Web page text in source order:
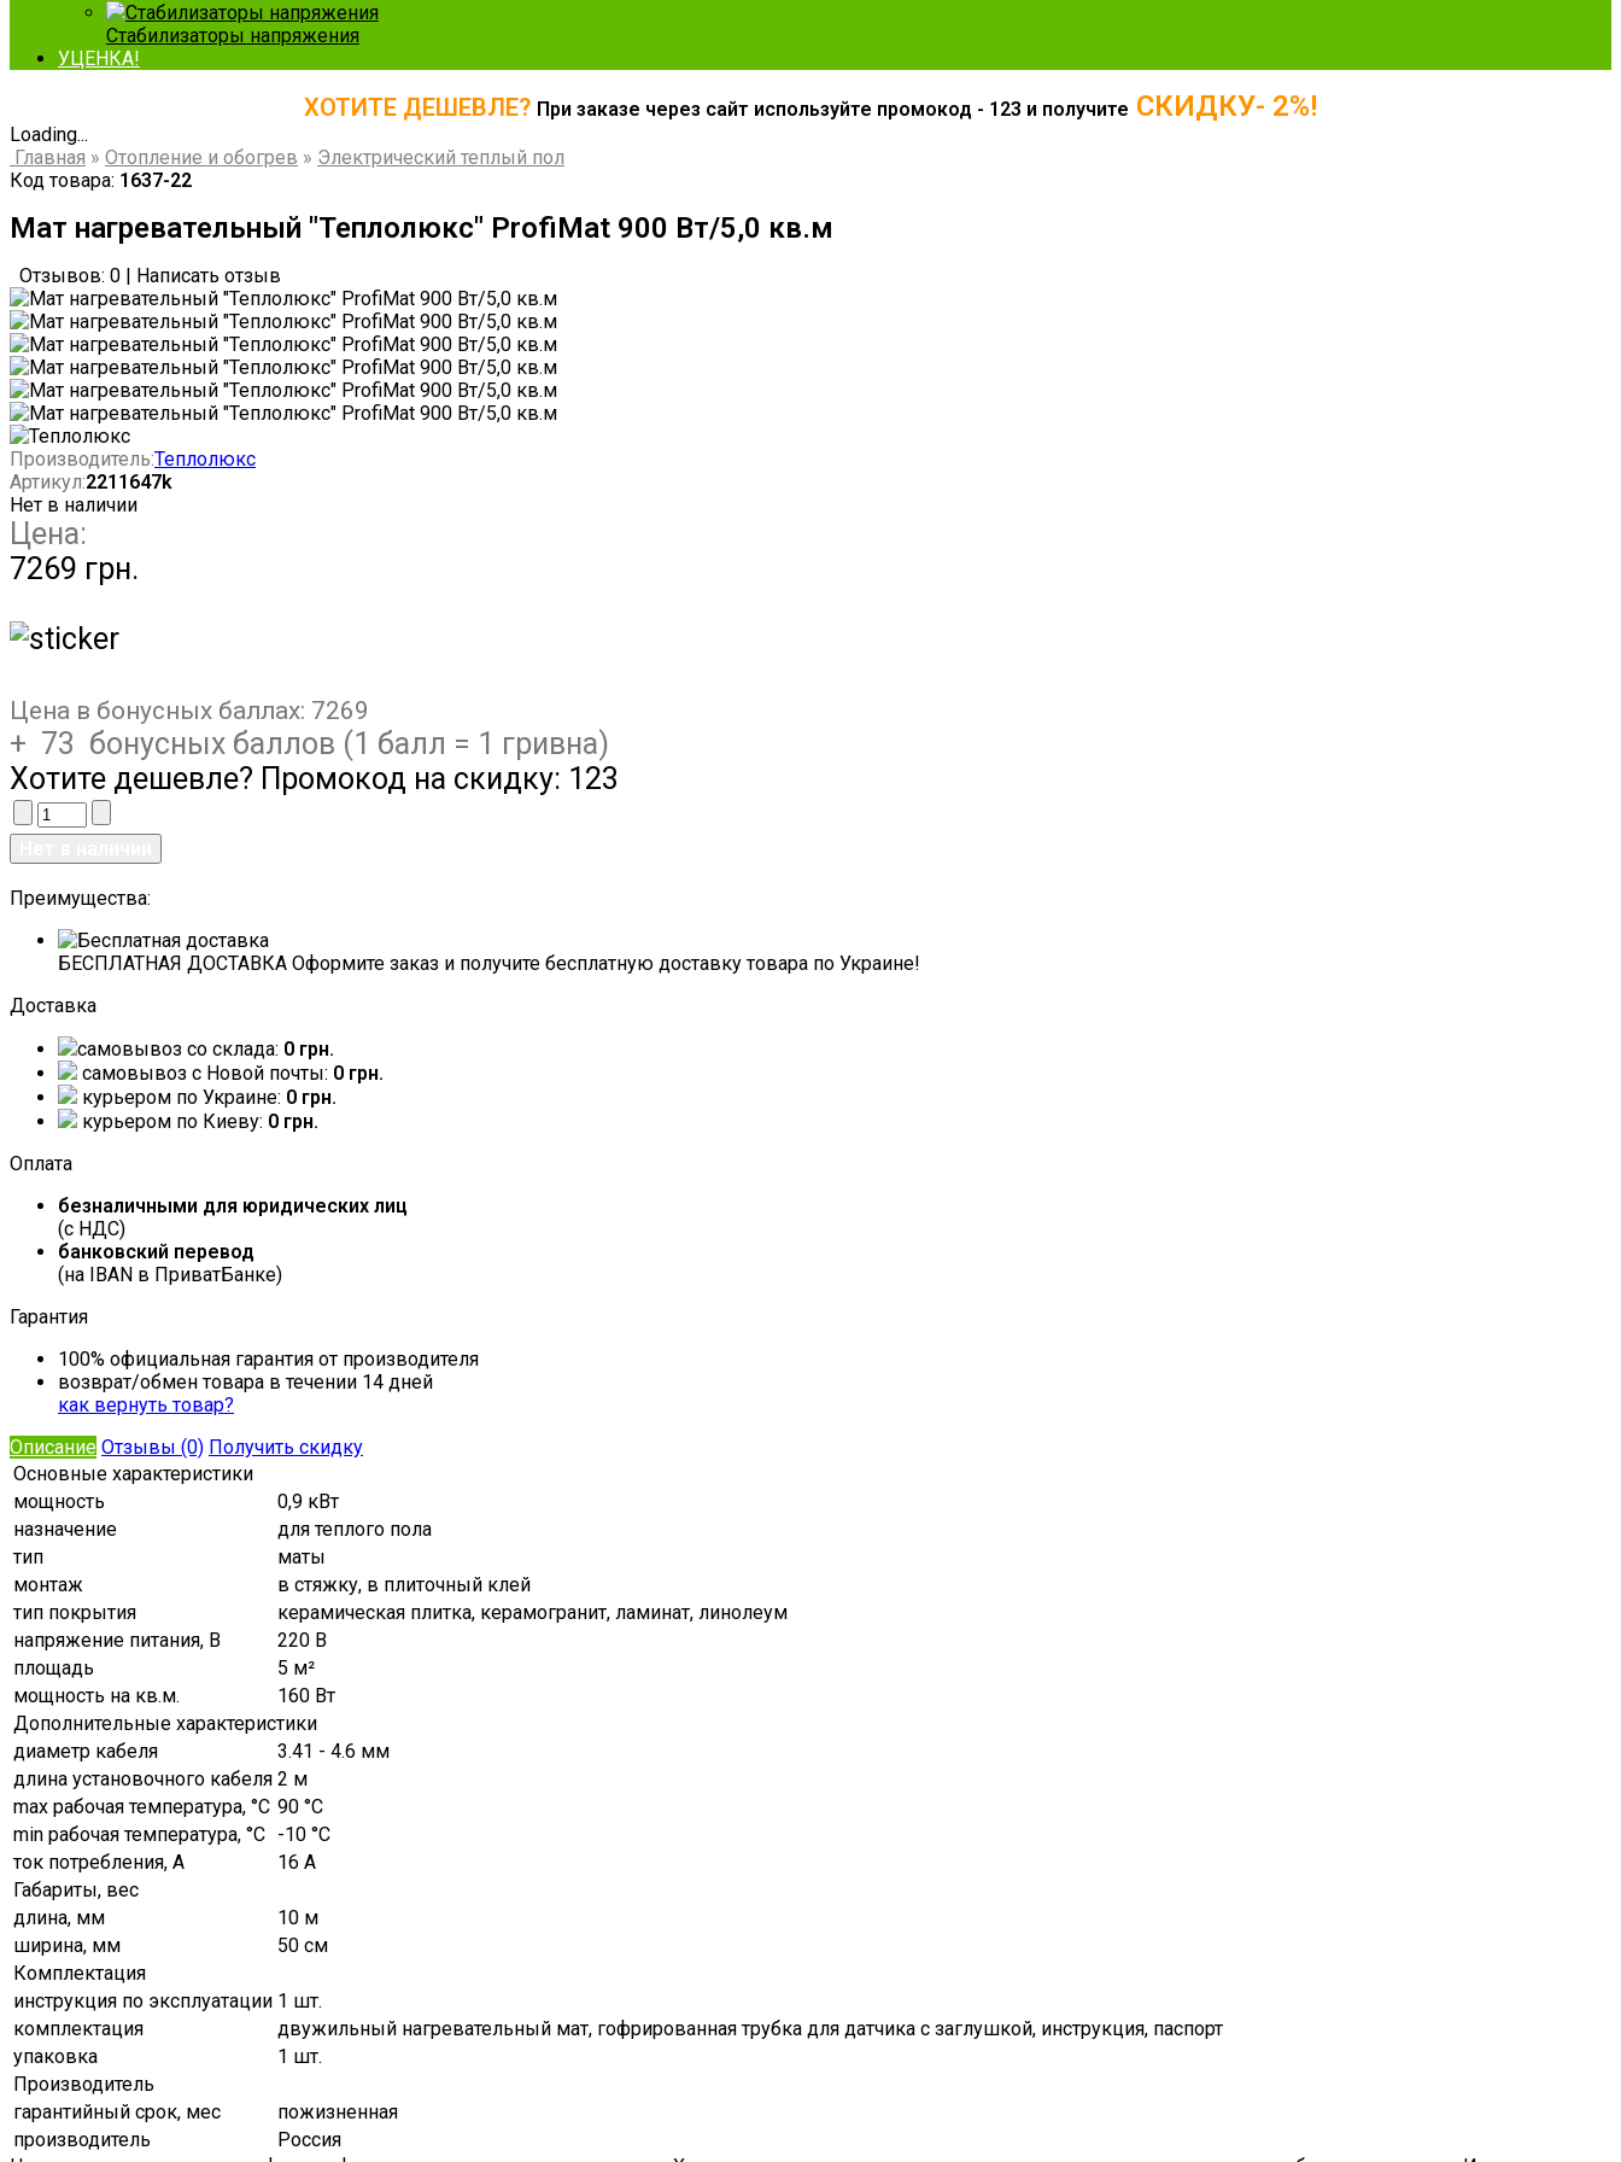
Стабилизаторы напряжения
УЦЕНКА!
ХОТИТЕ ДЕШЕВЛЕ? При заказе через сайт используйте промокод - 123 и получите СКИДКУ- 2%!
Loading...
Главная » Отопление и обогрев » Электрический теплый пол
Код товара: 1637-22
Мат нагревательный "Теплолюкс" ProfiMat 900 Вт/5,0 кв.м
Отзывов: 0 Написать отзыв
Производитель:Теплолюкс
Артикул:2211647k
Нет в наличии
Цена:
7269 грн.
Цена в бонусных баллах: 7269
+ 73 бонусных баллов (1 балл = 1 гривна)
Хотите дешевле? Промокод на скидку: 123
Преимущества:
БЕСПЛАТНАЯ ДОСТАВКА Оформите заказ и получите бесплатную доставку товара по Украине!
Доставка
самовывоз со склада: 0 грн.
самовывоз c Новой почты: 0 грн.
курьером по Украине: 0 грн.
курьером по Киеву: 0 грн.
Оплата
безналичными для юридических лиц
(с НДС)
банковский перевод
(на IBAN в ПриватБанке)
Гарантия
100% официальная гарантия от производителя
возврат/обмен товара в течении 14 дней
как вернуть товар?
Описание Отзывы (0) Получить скидку
Основные характеристики
мощность
0,9 кВт
назначение
для теплого пола
тип
маты
монтаж
в стяжку, в плиточный клей
тип покрытия
керамическая плитка, керамогранит, ламинат, линолеум
напряжение питания, В
220 В
площадь
5 м²
мощность на кв.м.
160 Вт
Дополнительные характеристики
диаметр кабеля
3.41 - 4.6 мм
длина установочного кабеля 2 м
max рабочая температура, °C 90 °C
min рабочая температура, °C -10 °C
ток потребления, А
16 А
Габариты, вес
длина, мм
10 м
ширина, мм
50 см
Комплектация
инструкция по эксплуатации 1 шт.
комплектация
двужильный нагревательный мат, гофрированная трубка для датчика с заглушкой, инструкция, паспорт
упаковка
1 шт.
Производитель
гарантийный срок, мес
пожизненная
производитель
Россия